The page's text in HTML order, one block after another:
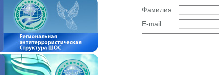
Фамилия
E-mail